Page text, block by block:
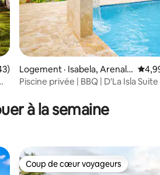
de 4,99 sur 5, 143 commentaires
Logement · Isabela, Arenale
s Altos
Note
Piscine privée | BBQ | D'La Isla Suite
à la semaine
Coup de cœur voyageurs
Coup de cœur voyageurs